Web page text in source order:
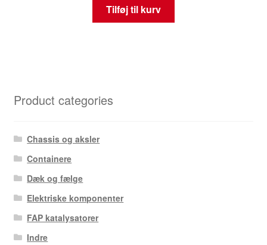
Tilføj til kurv
Product categories
Chassis og aksler
Containere
Dæk og fælge
Elektriske komponenter
FAP katalysatorer
Indre